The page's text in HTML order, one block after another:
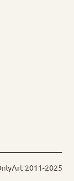
2011-2025